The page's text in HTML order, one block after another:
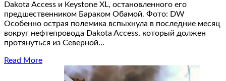
Dakota Access и Keystone XL, остановленного его
предшественником Бараком Обамой. Фото: DW
Особенно острая полемика вспыхнула в последние месяц
вокруг нефтепровода Dakota Access, который должен
протянуться из Северной…
Read More